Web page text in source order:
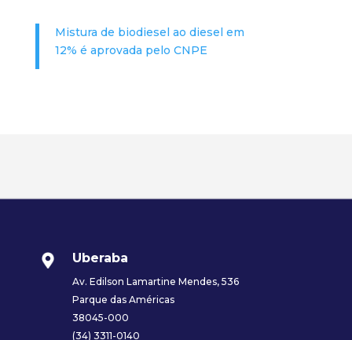
Mistura de biodiesel ao diesel em
12% é aprovada pelo CNPE
Uberaba
Av. Edilson Lamartine Mendes, 536
Parque das Américas
38045-000
(34) 3311-0140